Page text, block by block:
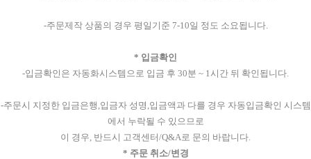
-주문제작 상품의 경우 평일기준 7-10일 정도 소요됩니다.
* 입금확인
-입금확인은 자동화시스템으로 입금 후 30분 ~ 1시간 뒤 확인됩니다.
-주문시 지정한 입금은행,입금자 성명,입금액과 다를 경우 자동입금확인 시스템
에서 누락될 수 있으므로
이 경우, 반드시 고객센터/Q&A로 문의 바랍니다.
* 주문 취소/변경